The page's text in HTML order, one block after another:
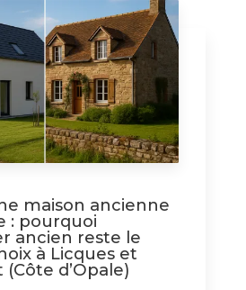
maison ancienne
: pourquoi
ancien reste le
à Licques et
d’Opale)